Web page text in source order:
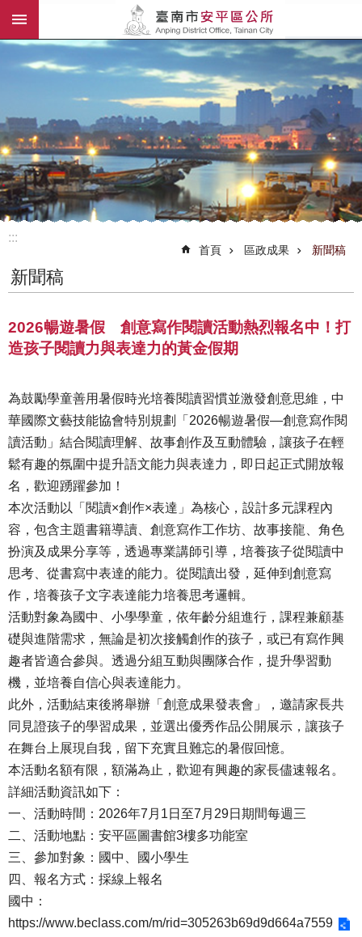
跳到主要內容區塊
:::
首頁 區政成果 新聞稿
新聞稿
2026暢遊暑假 創意寫作閱讀活動熱烈報名中！打
造孩子閱讀力與表達力的黃金假期
為鼓勵學童善用暑假時光培養閱讀習慣並激發創意思維，中
華國際文藝技能協會特別規劃「2026暢遊暑假—創意寫作閱
讀活動」結合閱讀理解、故事創作及互動體驗，讓孩子在輕
鬆有趣的氛圍中提升語文能力與表達力，即日起正式開放報
名，歡迎踴躍參加！
本次活動以「閱讀×創作×表達」為核心，設計多元課程內
容，包含主題書籍導讀、創意寫作工作坊、故事接龍、角色
扮演及成果分享等，透過專業講師引導，培養孩子從閱讀中
思考、從書寫中表達的能力。從閱讀出發，延伸到創意寫
作，培養孩子文字表達能力培養思考邏輯。
活動對象為國中、小學學童，依年齡分組進行，課程兼顧基
礎與進階需求，無論是初次接觸創作的孩子，或已有寫作興
趣者皆適合參與。透過分組互動與團隊合作，提升學習動
機，並培養自信心與表達能力。
此外，活動結束後將舉辦「創意成果發表會」，邀請家長共
同見證孩子的學習成果，並選出優秀作品公開展示，讓孩子
在舞台上展現自我，留下充實且難忘的暑假回憶。
本活動名額有限，額滿為止，歡迎有興趣的家長儘速報名。
詳細活動資訊如下：
一、活動時間：2026年7月1日至7月29日期間每週三
二、活動地點：安平區圖書館3樓多功能室
三、參加對象：國中、國小學生
四、報名方式：採線上報名
國中：
https://www.beclass.com/m/rid=305263b69d9d664a7559